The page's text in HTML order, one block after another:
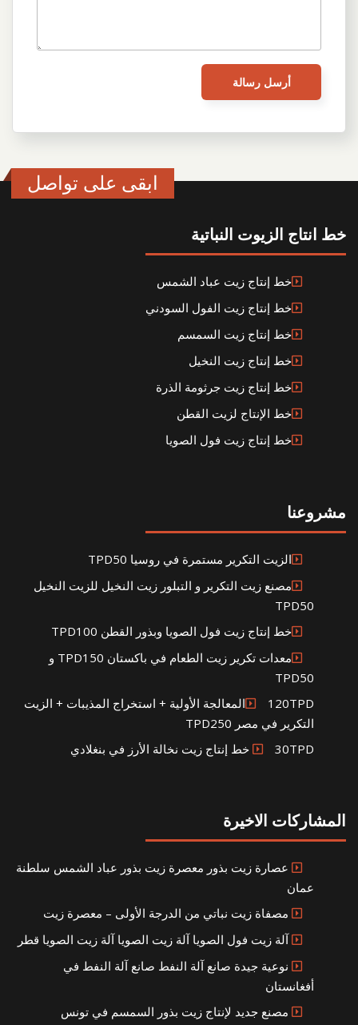
ابقى على تواصل
خط انتاج الزيوت النباتية
خط إنتاج زيت عباد الشمس
خط إنتاج زيت الفول السودني
خط إنتاج زيت السمسم
خط إنتاج زيت النخيل
خط إنتاج زيت جرثومة الذرة
خط الإنتاج لزيت القطن
خط إنتاج زيت فول الصويا
مشروعنا
الزيت التكرير مستمرة في روسيا TPD50
مصنع زيت التكرير و التبلور زيت النخيل للزيت النخيل
TPD50
خط إنتاج زيت فول الصويا وبذور القطن TPD100
معدات تكرير زيت الطعام في باكستان TPD150 و
TPD50
120TPDالمعالجة الأولية + استخراج المذيبات + الزيت
التكرير في مصر TPD250
30TPD خط إنتاج زيت نخالة الأرز في بنغلادي
المشاركات الاخيرة
عصارة زيت بذور معصرة زيت بذور عباد الشمس سلطنة
عمان
مصفاة زيت نباتي من الدرجة الأولى – معصرة زيت
آلة زيت فول الصويا آلة زيت الصويا آلة زيت الصويا قطر
نوعية جيدة صانع آلة النفط صانع آلة النفط في
أفغانستان
مصنع جديد لإنتاج زيت بذور السمسم في تونس